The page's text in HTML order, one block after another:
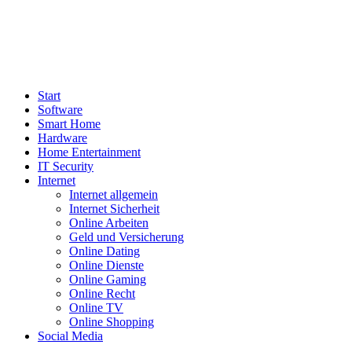
Start
Software
Smart Home
Hardware
Home Entertainment
IT Security
Internet
Internet allgemein
Internet Sicherheit
Online Arbeiten
Geld und Versicherung
Online Dating
Online Dienste
Online Gaming
Online Recht
Online TV
Online Shopping
Social Media